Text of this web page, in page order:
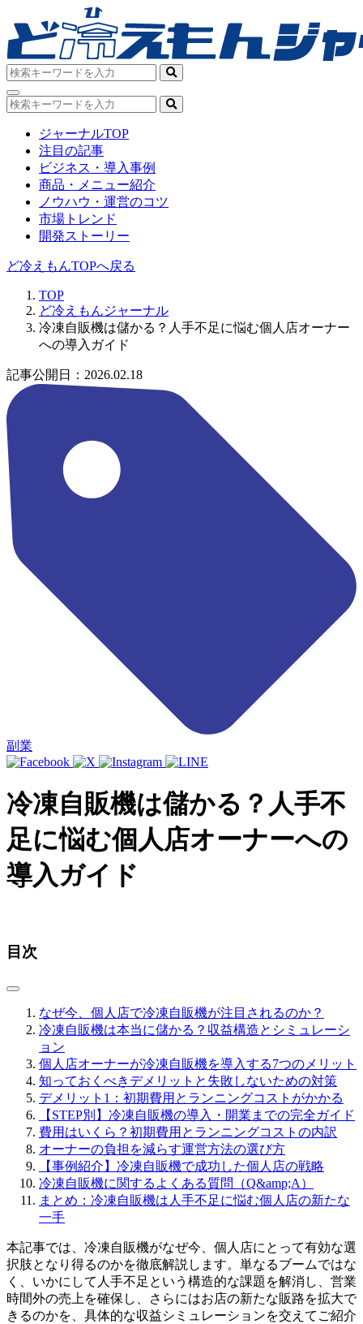
ジャーナルTOP
注目の記事
ビジネス・導入事例
商品・メニュー紹介
ノウハウ・運営のコツ
市場トレンド
開発ストーリー
ど冷えもんTOPへ戻る
TOP
ど冷えもんジャーナル
冷凍自販機は儲かる？人手不足に悩む個人店オーナー
への導入ガイド
記事公開日：2026.02.18
副業
冷凍自販機は儲かる？人手不
足に悩む個人店オーナーへの
導入ガイド
目次
なぜ今、個人店で冷凍自販機が注目されるのか？
冷凍自販機は本当に儲かる？収益構造とシミュレーシ
ョン
個人店オーナーが冷凍自販機を導入する7つのメリット
知っておくべきデメリットと失敗しないための対策
デメリット1：初期費用とランニングコストがかかる
【STEP別】冷凍自販機の導入・開業までの完全ガイド
費用はいくら？初期費用とランニングコストの内訳
オーナーの負担を減らす運営方法の選び方
【事例紹介】冷凍自販機で成功した個人店の戦略
冷凍自販機に関するよくある質問（Q&amp;A）
まとめ：冷凍自販機は人手不足に悩む個人店の新たな
一手
本記事では、冷凍自販機がなぜ今、個人店にとって有効な選
択肢となり得るのかを徹底解説します。単なるブームではな
く、いかにして人手不足という構造的な課題を解消し、営業
時間外の売上を確保し、さらにはお店の新たな販路を拡大で
きるのかを、具体的な収益シミュレーションを交えてご紹介